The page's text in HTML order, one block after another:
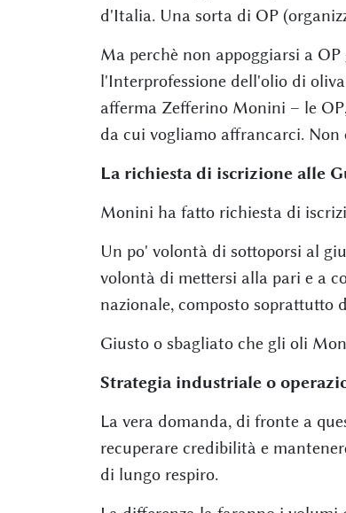
d'Italia. Una sorta di OP
Ma perchè non appoggiarsi a
l'Interprofessione dell'olio di
afferma Zefferino Monini – le
da cui vogliamo affrancarci. Non
La richiesta di iscrizione alle
Monini ha fatto richiesta di
Un po' volontà di sottoporsi al
volontà di mettersi alla pari e a
nazionale, composto soprattutto
Giusto o sbagliato che gli oli
Strategia industriale o
La vera domanda, di fronte a
recuperare credibilità e
di lungo respiro.